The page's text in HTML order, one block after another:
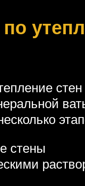
стены